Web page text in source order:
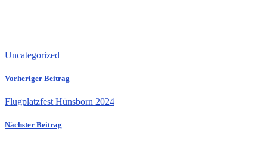
Uncategorized
Vorheriger Beitrag
Flugplatzfest Hünsborn 2024
Nächster Beitrag